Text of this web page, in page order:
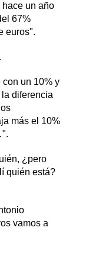
hace un año
67%
euros".
con un 10% y
diferencia
más el 10%
¿pero
quién está?
vamos a